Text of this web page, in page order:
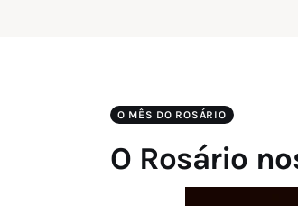
O MÊS DO ROSÁRIO
O Rosário